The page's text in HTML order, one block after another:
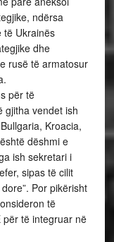
ndërsa
të Ukrainës
dhe
rusë të armatosur
për të
gjitha vendet ish
Kroacia,
dëshmi e
ish sekretari i
sipas të cilit
Por pikërisht
të
për të integruar në